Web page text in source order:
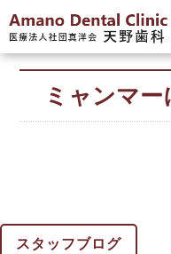
ミャンマ
スタッフブログ